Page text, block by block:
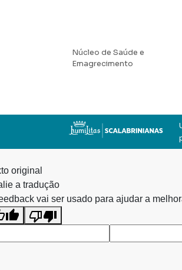
Núcleo de Saúde e
Emagrecimento
original
a tradução
vai ser usado para ajudar a